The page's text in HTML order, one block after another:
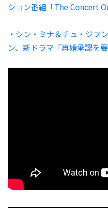
ション番組「The Concert
・シン・ミナ＆チュ・ジフ
ン、新ドラマ「再婚承認を